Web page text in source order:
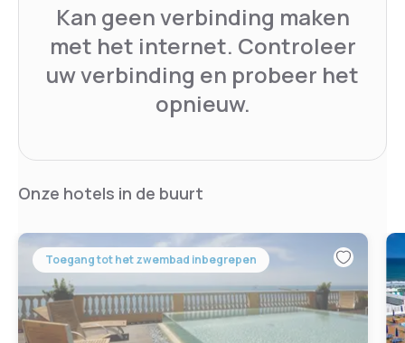
Kan geen verbinding maken
met het internet. Controleer
uw verbinding en probeer het
opnieuw.
Onze hotels in de buurt
Toegang tot het zwembad inbegrepen